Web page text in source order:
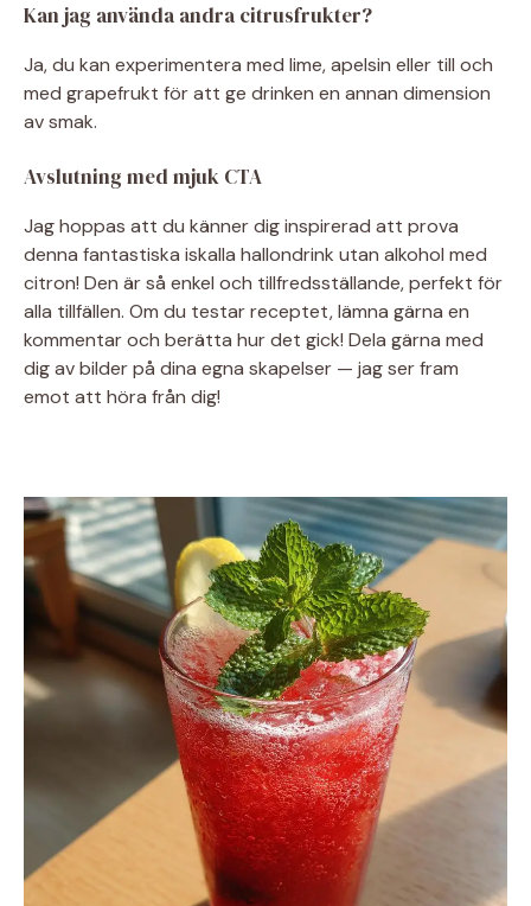
Kan jag använda andra citrusfrukter?
Ja, du kan experimentera med lime, apelsin eller till och
med grapefrukt för att ge drinken en annan dimension
av smak.
Avslutning med mjuk CTA
Jag hoppas att du känner dig inspirerad att prova
denna fantastiska iskalla hallondrink utan alkohol med
citron! Den är så enkel och tillfredsställande, perfekt för
alla tillfällen. Om du testar receptet, lämna gärna en
kommentar och berätta hur det gick! Dela gärna med
dig av bilder på dina egna skapelser — jag ser fram
emot att höra från dig!